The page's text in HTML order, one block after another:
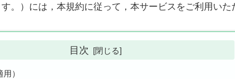
。）には，本規約に従って，本サービスをご利用いた
目次
）